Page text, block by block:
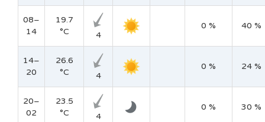
08–
14
19.7
°C
4
0 % 40 %
14–
20
26.6
°C
4
0 % 24 %
20–
02
23.5
°C
4
0 % 30 %